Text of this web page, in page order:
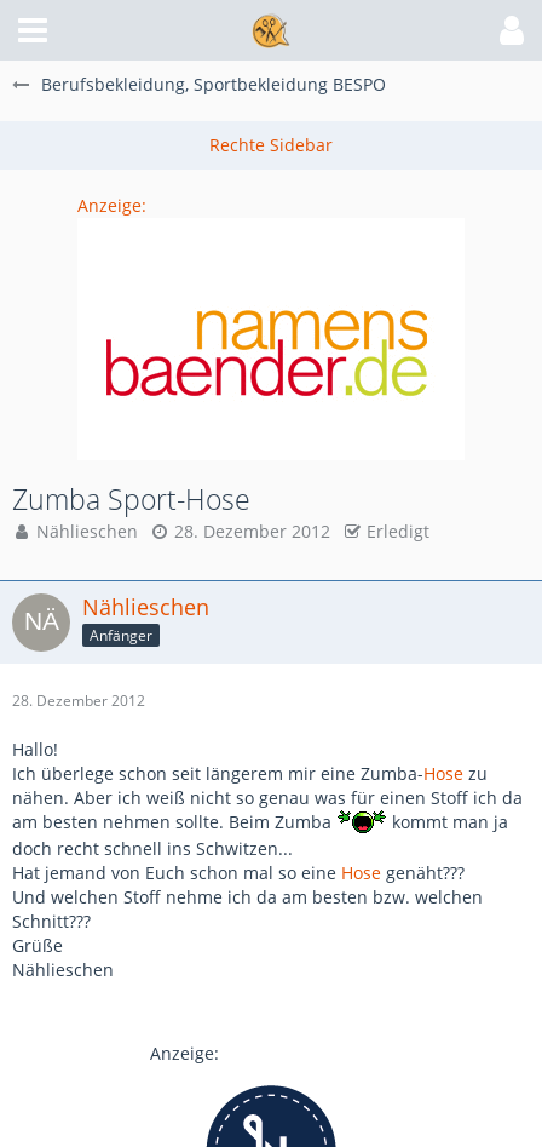
Berufsbekleidung, Sportbekleidung BESPO
Anzeige:
Zumba Sport-Hose
Nählieschen 28. Dezember 2012 Erledigt
Nählieschen
Anfänger
28. Dezember 2012
Hallo!
Ich überlege schon seit längerem mir eine Zumba-Hose zu
nähen. Aber ich weiß nicht so genau was für einen Stoff ich da
am besten nehmen sollte. Beim Zumba
kommt man ja
doch recht schnell ins Schwitzen...
Hat jemand von Euch schon mal so eine Hose genäht???
Und welchen Stoff nehme ich da am besten bzw. welchen
Schnitt???
Grüße
Nählieschen
Anzeige: